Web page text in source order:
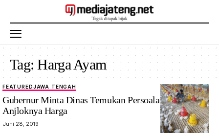
Tag:Harga Ayam
FEATUREDJAWA TENGAH
Gubernur Minta Dinas Temukan Persoalan Utama
Anjloknya Harga
Juni 28, 2019